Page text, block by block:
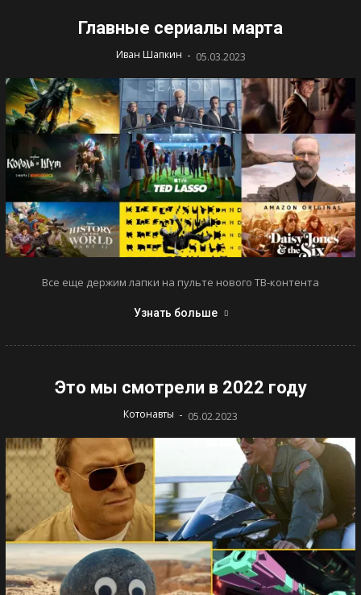
Главные сериалы марта
Иван Шапкин - 05.03.2023
Все еще держим лапки на пульте нового ТВ-контента
Узнать больше
Это мы смотрели в 2022 году
Котонавты - 05.02.2023